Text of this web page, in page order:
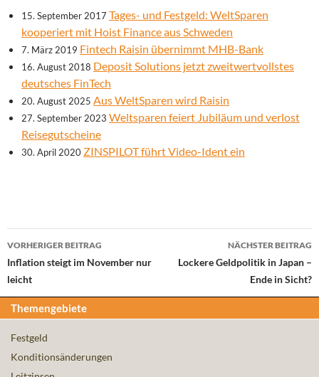
15. September 2017 Tages- und Festgeld: WeltSparen
kooperiert mit Hoist Finance aus Schweden
7. März 2019 Fintech Raisin übernimmt MHB-Bank
16. August 2018 Deposit Solutions jetzt zweitwertvollstes
deutsches FinTech
20. August 2025 Aus WeltSparen wird Raisin
27. September 2023 Weltsparen feiert Jubiläum und verlost
Reisegutscheine
30. April 2020 ZINSPILOT führt Video-Ident ein
Beitrags-
Navigation
VORHERIGER BEITRAG
Inflation steigt im November nur
leicht
NÄCHSTER BEITRAG
Lockere Geldpolitik in Japan –
Ende in Sicht?
Themengebiete
Festgeld
Konditionsänderungen